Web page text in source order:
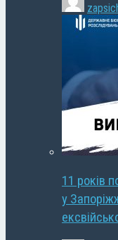
11 років
у